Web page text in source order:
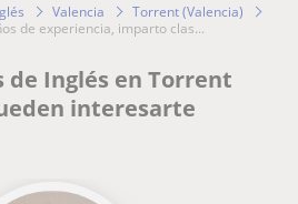
Valencia
Torrent (Valencia)
de experiencia, imparto clas...
de Inglés en Torrent
interesarte